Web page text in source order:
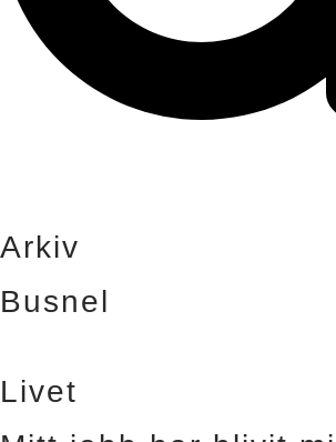
Arkiv
Busnel
Livet